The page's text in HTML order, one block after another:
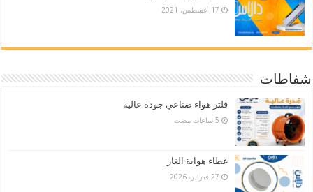
17 أغسطس، 2021
شفاطات
فلتر هواء صناعي جودة عالية
غطاء هواية الغاز
27 فبراير، 2026